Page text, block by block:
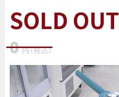
SOLD OUT
0 円（税込）